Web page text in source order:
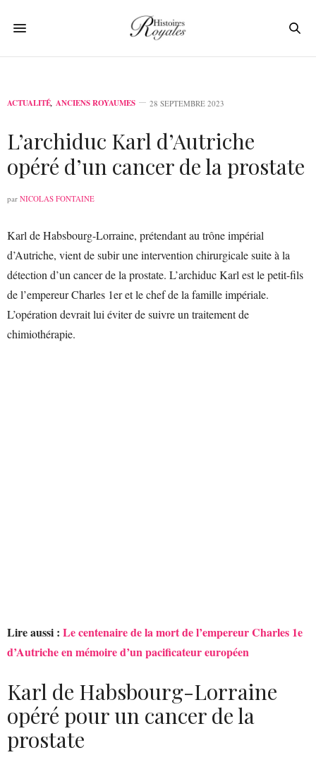
ACTUALITÉ, ANCIENS ROYAUMES 28 SEPTEMBRE 2023
L’archiduc Karl d’Autriche
opéré d’un cancer de la prostate
par NICOLAS FONTAINE
Karl de Habsbourg-Lorraine, prétendant au trône impérial
d’Autriche, vient de subir une intervention chirurgicale suite à la
détection d’un cancer de la prostate. L’archiduc Karl est le petit-fils
de l’empereur Charles 1er et le chef de la famille impériale.
L’opération devrait lui éviter de suivre un traitement de
chimiothérapie.
Lire aussi : Le centenaire de la mort de l’empereur Charles 1e
d’Autriche en mémoire d’un pacificateur européen
Karl de Habsbourg-Lorraine
opéré pour un cancer de la
prostate